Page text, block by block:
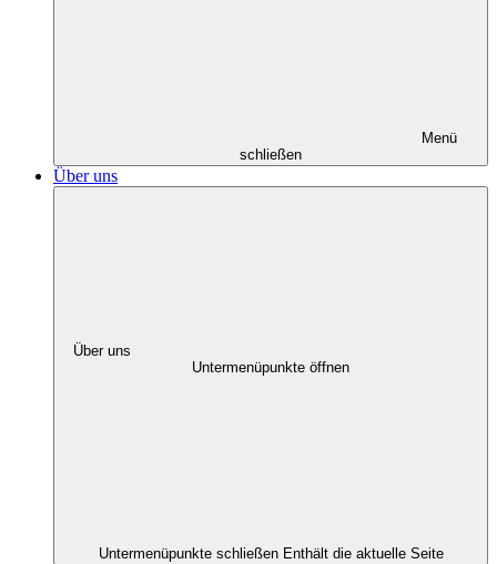
Menü
schließen
Über uns
Über uns
Untermenüpunkte öffnen
Untermenüpunkte schließen Enthält die aktuelle Seite